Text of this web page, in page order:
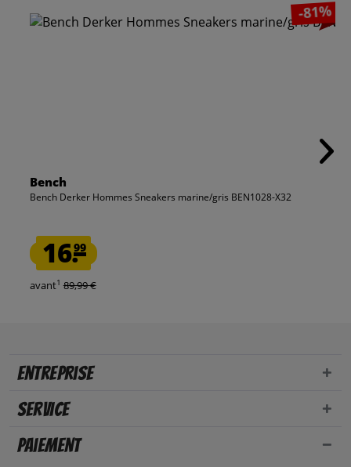
-81%
Bench
Bench Derker Hommes Sneakers marine/gris BEN1028-X32
16.99
avant1 89,99 €
Entreprise
Service
Paiement